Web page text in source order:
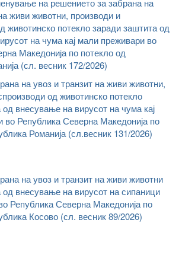
на решението за забрана на
живи животни, производи и
животинско потекло заради заштита од
на чума кај мали преживари во
Македонија по потекло од
(сл. весник 172/2026)
на увоз и транзит на живи животни,
од животинско потекло
внесување на вирусот на чума кај
во Република Северна Македонија по
Романија (сл.весник 131/2026)
на увоз и транзит на живи животни
внесување на вирусот на сипаници
Република Северна Македонија по
Косово (сл. весник 89/2026)